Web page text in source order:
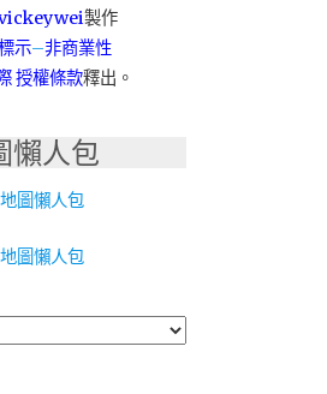
製作
示–非商業性
授權條款釋出。
懶人包